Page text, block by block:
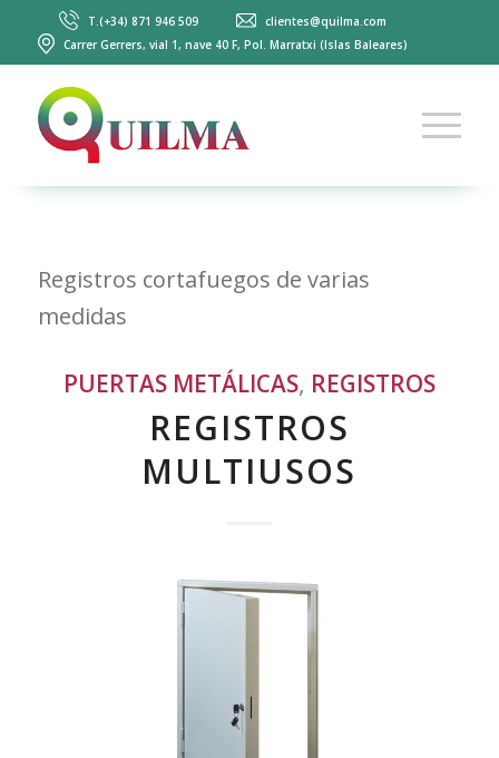
T.(+34) 871 946 509
clientes@quilma.com
Carrer Gerrers, vial 1, nave 40 F, Pol. Marratxi (Islas Baleares)
Registros cortafuegos de varias
medidas
PUERTAS METÁLICAS, REGISTROS
REGISTROS
MULTIUSOS